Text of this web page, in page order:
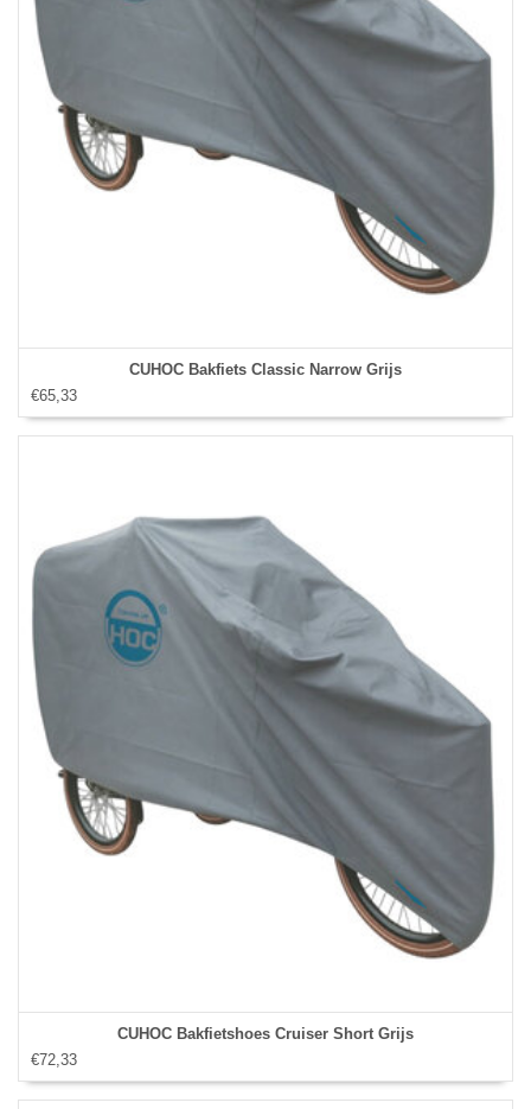
CUHOC Bakfiets Classic Narrow Grijs
€65,33
CUHOC Bakfietshoes Cruiser Short Grijs
€72,33